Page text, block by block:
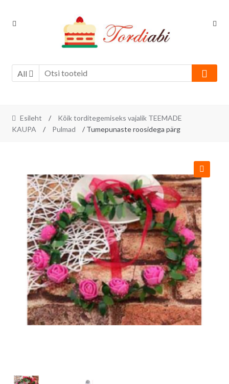
Skip
Skip
All
Esileht /
Kõik torditegemiseks vajalik TEEMADE
KAUPA
/ Pulmad / Tumepunaste roosidega pärg